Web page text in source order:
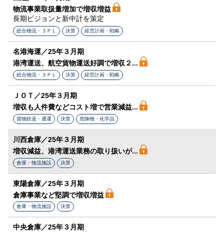
物流事業取扱量増加で増収増益
長期ビジョンと新中計を策定
総合物流・３ＰＬ 決算 経営計画・戦略
名港海運／25年３月期
港湾運送、航空貨物運送好調で増収２...
総合物流・３ＰＬ 決算 経営計画・戦略
ＪＯＴ／25年３月期
増収も人件費などコスト増で営業減益...
貨物鉄道・通運 決算 危険物・化学品
川西倉庫／25年３月期
増収減益、港湾運送業務の取り扱いが...
倉庫・物流施設 決算
東陽倉庫／25年３月期
倉庫事業など堅調で増収増益
倉庫・物流施設 決算
中央倉庫／25年３月期